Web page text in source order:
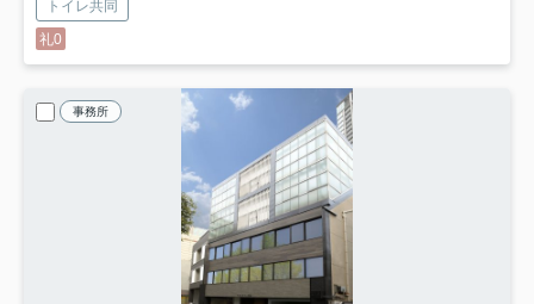
トイレ共同
礼0
事務所